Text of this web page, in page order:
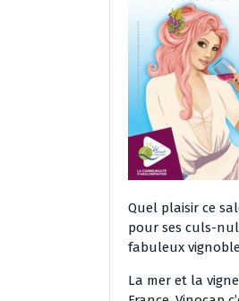
Quel plaisir ce
pour ses culs-
fabuleux
La mer et la